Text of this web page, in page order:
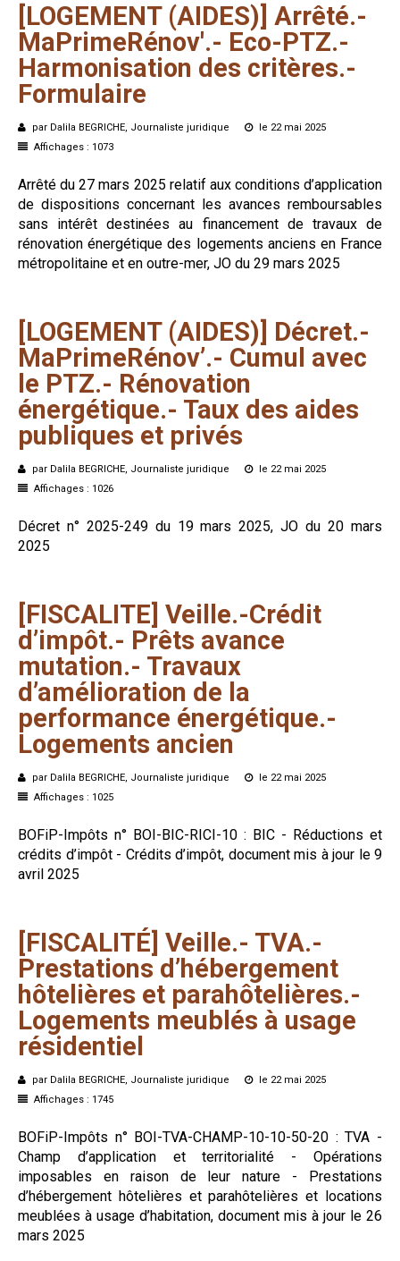
[LOGEMENT (AIDES)] Arrêté.-
MaPrimeRénov'.- Eco-PTZ.-
Harmonisation des critères.-
Formulaire
par Dalila BEGRICHE, Journaliste juridique
le 22 mai 2025
Affichages : 1073
Arrêté du 27 mars 2025 relatif aux conditions d’application
de dispositions concernant les avances remboursables
sans intérêt destinées au financement de travaux de
rénovation énergétique des logements anciens en France
métropolitaine et en outre-mer, JO du 29 mars 2025
[LOGEMENT (AIDES)] Décret.-
MaPrimeRénov’.- Cumul avec
le PTZ.- Rénovation
énergétique.- Taux des aides
publiques et privés
par Dalila BEGRICHE, Journaliste juridique
le 22 mai 2025
Affichages : 1026
Décret n° 2025-249 du 19 mars 2025, JO du 20 mars
2025
[FISCALITE] Veille.-Crédit
d’impôt.- Prêts avance
mutation.- Travaux
d’amélioration de la
performance énergétique.-
Logements ancien
par Dalila BEGRICHE, Journaliste juridique
le 22 mai 2025
Affichages : 1025
BOFiP-Impôts n° BOI-BIC-RICI-10 : BIC - Réductions et
crédits d’impôt - Crédits d’impôt, document mis à jour le 9
avril 2025
[FISCALITÉ] Veille.- TVA.-
Prestations d’hébergement
hôtelières et parahôtelières.-
Logements meublés à usage
résidentiel
par Dalila BEGRICHE, Journaliste juridique
le 22 mai 2025
Affichages : 1745
BOFiP-Impôts n° BOI-TVA-CHAMP-10-10-50-20 : TVA -
Champ d’application et territorialité - Opérations
imposables en raison de leur nature - Prestations
d’hébergement hôtelières et parahôtelières et locations
meublées à usage d’habitation, document mis à jour le 26
mars 2025